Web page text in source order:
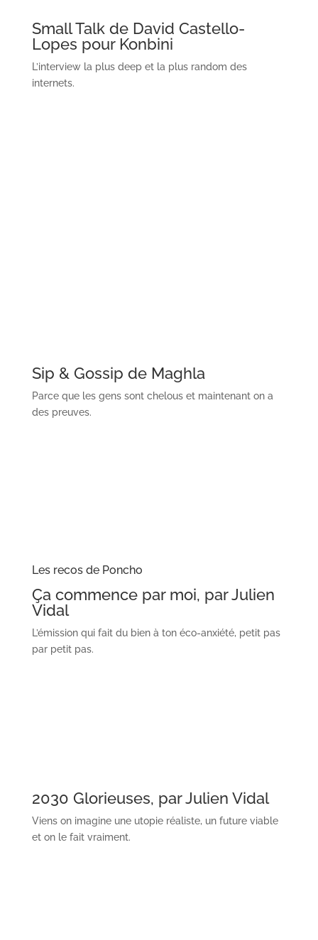
Small Talk de David Castello-
Lopes pour Konbini
L’interview la plus deep et la plus random des
internets.
Sip & Gossip de Maghla
Parce que les gens sont chelous et maintenant on a
des preuves.
Les recos de Poncho
Ça commence par moi, par Julien
Vidal
L’émission qui fait du bien à ton éco-anxiété, petit pas
par petit pas.
2030 Glorieuses, par Julien Vidal
Viens on imagine une utopie réaliste, un future viable
et on le fait vraiment.